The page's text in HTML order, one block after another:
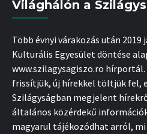
Világhálón a
Több évnyi várakozás után 2019
Kulturális Egyesület döntése
www.szilagysagiszo.ro
frissítjük, új hírekkel töltjük fel,
Szilágyságban megjelent
általános közérdekű
magyarul tájékozódhat arról,